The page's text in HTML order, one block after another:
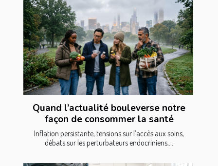
Quand l’actualité bouleverse notre
façon de consommer la santé
Inflation persistante, tensions sur l’accès aux soins,
débats sur les perturbateurs endocriniens,...